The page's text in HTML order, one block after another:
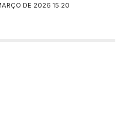
DE 2026 15:20